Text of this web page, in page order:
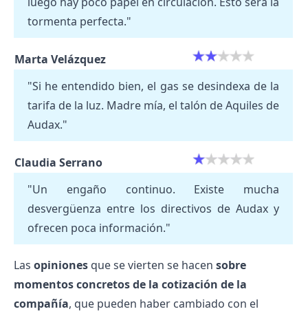
tormenta perfecta."
Marta Velázquez
"Si he entendido bien, el gas se desindexa de la
tarifa de la luz. Madre mía, el talón de Aquiles de
Audax."
Claudia Serrano
"Un engaño continuo. Existe mucha
desvergüenza entre los directivos de Audax y
ofrecen poca información."
Las opiniones que se vierten se hacen sobre
momentos concretos de la cotización de la
compañía, que pueden haber cambiado con el